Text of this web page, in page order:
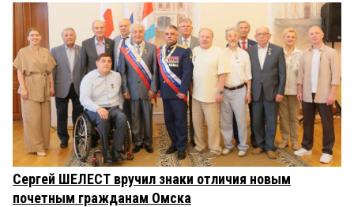
Сергей ШЕЛЕСТ вручил знаки отличия новым
почетным гражданам Омска